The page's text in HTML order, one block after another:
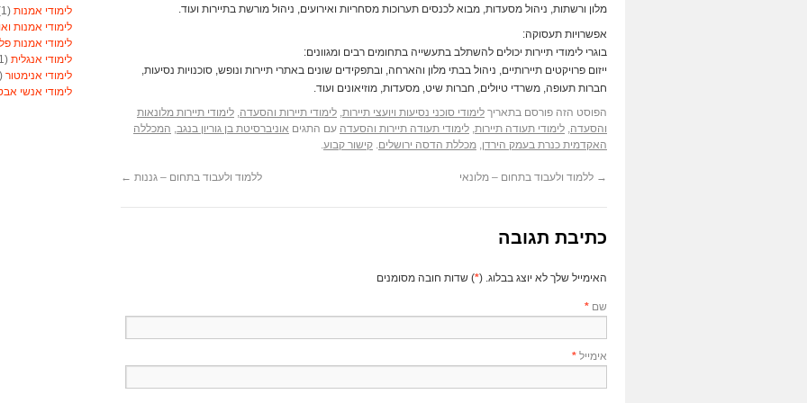
מלון ורשתות, ניהול מסעדות, מבוא לכנסים תערוכות מסחריות ואירועים, ניהול מורשת בתיירות ועוד.
אפשרויות תעסוקה:
בוגרי לימודי תיירות יכולים להשתלב בתעשייה בתחומים רבים ומגוונים:
ייזום פרויקטים תיירותיים, ניהול בבתי מלון והארחה, ובתפקידים שונים באתרי תיירות ונופש, סוכנויות נסיעות,
חברות תעופה, משרדי טיולים, חברות שיט, מסעדות, מוזיאונים ועוד.
הפוסט הזה פורסם בתאריך לימודי סוכני נסיעות ויועצי תיירות, לימודי תיירות והסעדה, לימודי תיירות מלונאות
והסעדה, לימודי תעודה תיירות, לימודי תעודה תיירות והסעדה עם התגים אוניברסיטת בן גוריון בנגב, המכללה
האקדמית כנרת בעמק הירדן, מכללת הדסה ירושלים. קישור קבוע.
→ ללמוד ולעבוד בתחום – מלונאי ללמוד ולעבוד בתחום – גננות ←
כתיבת תגובה
האימייל שלך לא יוצג בבלוג. (*) שדות חובה מסומנים
שם *
אימייל *
לימודי אמנות (1)
לימודי אמנות
לימודי אמנות
לימודי אנגלית (1)
לימודי אנימטור (1)
לימודי אנשי